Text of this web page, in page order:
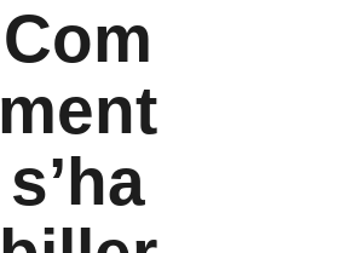
Com
ment
s’ha